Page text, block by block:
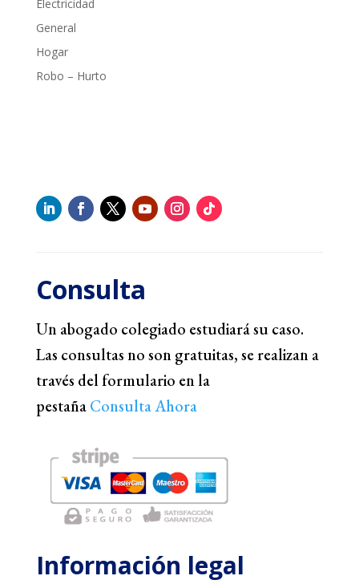
Electricidad
General
Hogar
Robo – Hurto
Consulta
Un abogado colegiado estudiará su caso.
Las consultas no son gratuitas, se realizan a
través del formulario en la
pestañaConsulta Ahora
Información legal